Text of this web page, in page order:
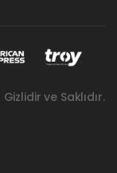
ve Saklıdır.